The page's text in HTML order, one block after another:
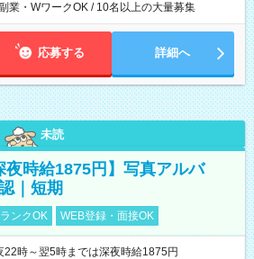
業・WワークOK / 10名以上の大量募集
応募する 詳細へ
未読
夜時給1875円】写真アルバ
｜短期
ンクOK WEB登録・面接OK
22時～翌5時までは深夜時給1875円